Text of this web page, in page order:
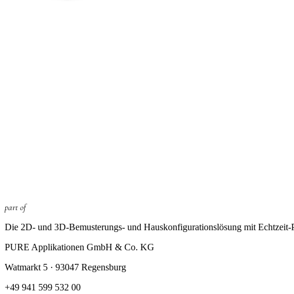
part of
Die 2D- und 3D-Bemusterungs- und Haus­konfigurations­lösung mit
PURE Applikationen GmbH & Co. KG
Watmarkt 5 · 93047 Regensburg
+49 941 599 532 00